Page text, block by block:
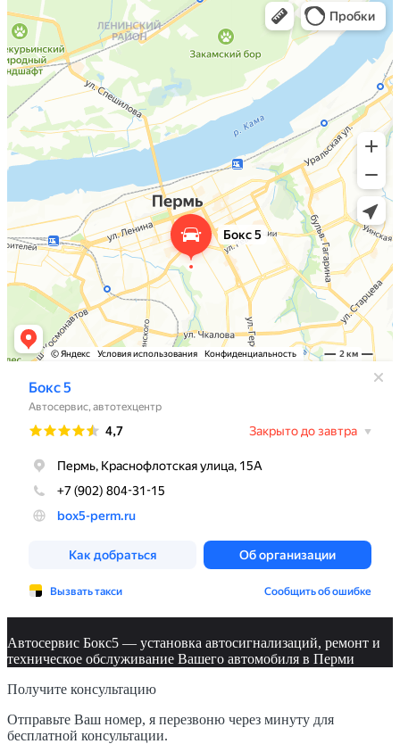
Автосервис Бокс5 — установка автосигнализаций, ремонт и
техническое обслуживание Вашего автомобиля в Перми
Получите консультацию
Отправьте Ваш номер, я перезвоню через минуту для
бесплатной консультации.